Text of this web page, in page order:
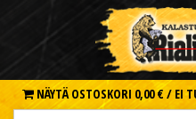
NÄYTÄ OSTOSKORI 0,00 € / EI